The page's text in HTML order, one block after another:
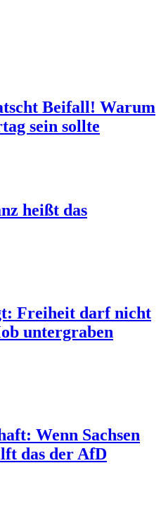
Beifall! Warum
sein sollte
heißt das
Freiheit darf nicht
untergraben
Wenn Sachsen
das der AfD